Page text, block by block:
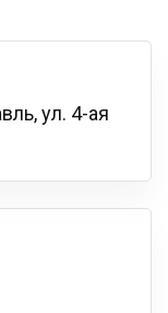
ул. 4-ая